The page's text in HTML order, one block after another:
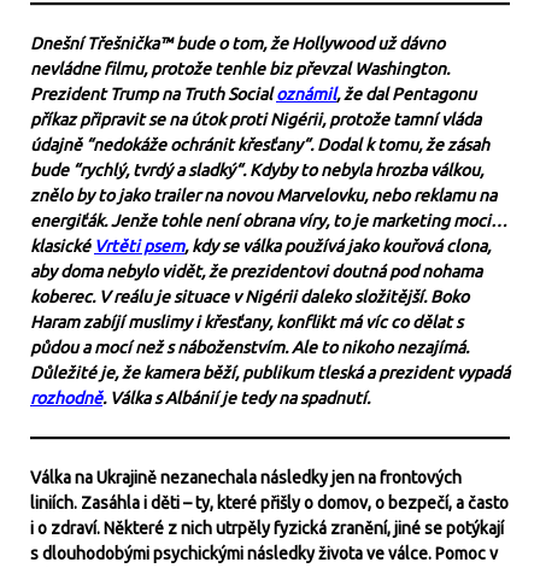
Dnešní Třešnička™ bude o tom, že Hollywood už dávno
nevládne filmu, protože tenhle biz převzal Washington.
Prezident Trump na Truth Socialoznámil, že dal Pentagonu
příkaz připravit se na útok proti Nigérii, protože tamní vláda
údajně “nedokáže ochránit křesťany“. Dodal k tomu, že zásah
bude “rychlý, tvrdý a sladký“. Kdyby to nebyla hrozba válkou,
znělo by to jako trailer na novou Marvelovku, nebo reklamu na
energiťák. Jenže tohle není obrana víry, to je marketing moci…
klasické Vrtěti psem, kdy se válka používá jako kouřová clona,
aby doma nebylo vidět, že prezidentovi doutná pod nohama
koberec. V reálu je situace v Nigérii daleko složitější. Boko
Haram zabíjí muslimy i křesťany, konflikt má víc co dělat s
půdou a mocí než s náboženstvím. Ale to nikoho nezajímá.
Důležité je, že kamera běží, publikum tleská a prezident vypadá
rozhodně. Válka s Albánií je tedy na spadnutí.
Válka na Ukrajině nezanechala následky jen na frontových
liniích. Zasáhla i děti – ty, které přišly o domov, o bezpečí, a často
i o zdraví. Některé z nich utrpěly fyzická zranění, jiné se potýkají
s dlouhodobými psychickými následky života ve válce. Pomoc v